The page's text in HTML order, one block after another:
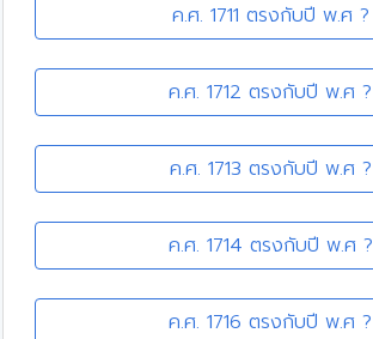
ค.ศ. 1711 ตรงกับปี พ.ศ ?
ค.ศ. 1712 ตรงกับปี พ.ศ ?
ค.ศ. 1713 ตรงกับปี พ.ศ ?
ค.ศ. 1714 ตรงกับปี พ.ศ ?
ค.ศ. 1716 ตรงกับปี พ.ศ ?